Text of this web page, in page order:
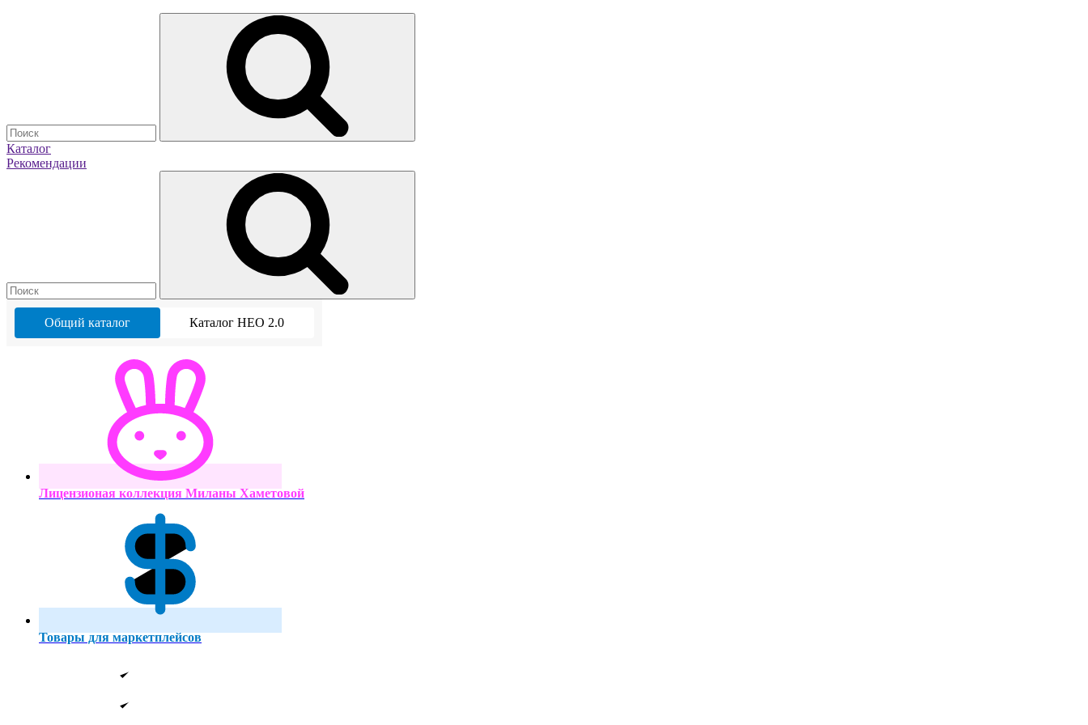
Каталог
Рекомендации
Общий каталог Каталог НЕО 2.0
Лицензионая коллекция Миланы Хаметовой
Товары для маркетплейсов